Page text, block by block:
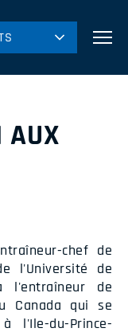
AUX
chef de
l'Université de
l'entraîneur de
Canada qui se
du-Prince-